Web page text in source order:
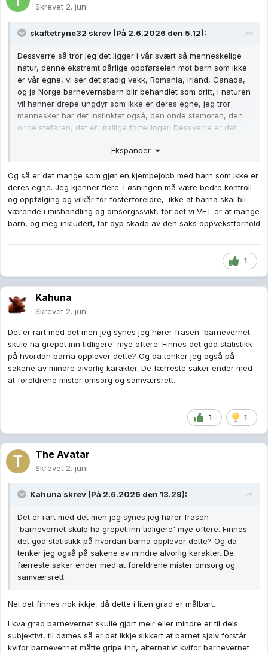
Skrevet 2. juni
skaftetryne32 skrev (På 2.6.2026 den 5.12):
Dessverre så tror jeg det ligger i vår svært så menneskelige
natur, denne ekstremt dårlige oppførselen mot barn som ikke
er vår egne, vi ser det stadig vekk, Romania, Irland, Canada,
og ja Norge barnevernsbarn blir behandlet som dritt, i naturen
vil hanner drepe ungdyr som ikke er deres egne, jeg tror
mennesker har det instinktet også, den onde stemoren, den
onde stefaren, det er utallige fortellinger. Dessverre er det
eksisterer det er antageligvis noen i nabolaget, narsissister,
Ekspander
Og så er det mange som gjør en kjempejobb med barn som ikke er
deres egne. Jeg kjenner flere. Løsningen må være bedre kontroll
og oppfølging og vilkår for fosterforeldre, ikke at barna skal bli
værende i mishandling og omsorgssvikt, for det vi VET er at mange
barn, og meg inkludert, tar dyp skade av den saks oppvekstforhold
1
Kahuna
Skrevet 2. juni
Det er rart med det men jeg synes jeg hører frasen 'barnevernet
skule ha grepet inn tidligere' mye oftere. Finnes det god statistikk
på hvordan barna opplever dette? Og da tenker jeg også på
sakene av mindre alvorlig karakter. De færreste saker ender med
at foreldrene mister omsorg og samværsrett.
1 1
The Avatar
Skrevet 2. juni
Kahuna skrev (På 2.6.2026 den 13.29):
Det er rart med det men jeg synes jeg hører frasen
'barnevernet skule ha grepet inn tidligere' mye oftere. Finnes
det god statistikk på hvordan barna opplever dette? Og da
tenker jeg også på sakene av mindre alvorlig karakter. De
færreste saker ender med at foreldrene mister omsorg og
samværsrett.
Nei det finnes nok ikkje, då dette i liten grad er målbart.
I kva grad barnevernet skulle gjort meir eller mindre er til dels
subjektivt, til dømes så er det ikkje sikkert at barnet sjølv forstår
kvifor barnevernet måtte gripe inn, alternativt kvifor barnevernet